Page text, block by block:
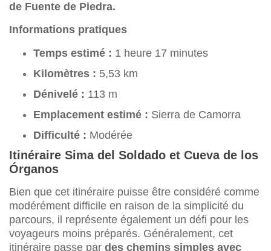
de Fuente de Piedra.
Informations pratiques
Temps estimé : 1 heure 17 minutes
Kilomètres : 5,53 km
Dénivelé : 113 m
Emplacement estimé : Sierra de Camorra
Difficulté : Modérée
Itinéraire Sima del Soldado et Cueva de los
Órganos
Bien que cet itinéraire puisse être considéré comme
modérément difficile en raison de la simplicité du
parcours, il représente également un défi pour les
voyageurs moins préparés. Généralement, cet
itinéraire passe par des chemins simples avec